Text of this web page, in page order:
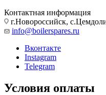
Контактная информация
г.Новороссийск,
info@boilerspares.ru
Вконтакте
Instagram
Telegram
Условия оплаты